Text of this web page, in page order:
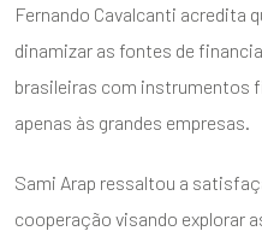
Fernando Cavalcanti acredita
dinamizar as fontes de
brasileiras com instrumentos
apenas às grandes empresas.
Sami Arap ressaltou a
cooperação visando explorar